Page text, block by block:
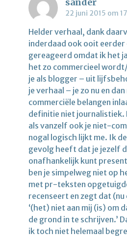
sander
22 juni 2015 om
Helder verhaal, dank
inderdaad ook ooit eerder
gereageerd omdat ik het
het zo commercieel
je als blogger – uit
je verhaal – je zo nu en
commerciële belangen
definitie niet journalistiek.
als vanzelf ook je niet-
nogal logisch lijkt me. Ik
gevolg heeft dat je jezelf
onafhankelijk kunt
ben je simpelweg niet op
met pr-teksten
recenseert en zegt dat
‘(het) niet aan mij (is) om
de grond in te schrijven.’
ik toch niet helemaal